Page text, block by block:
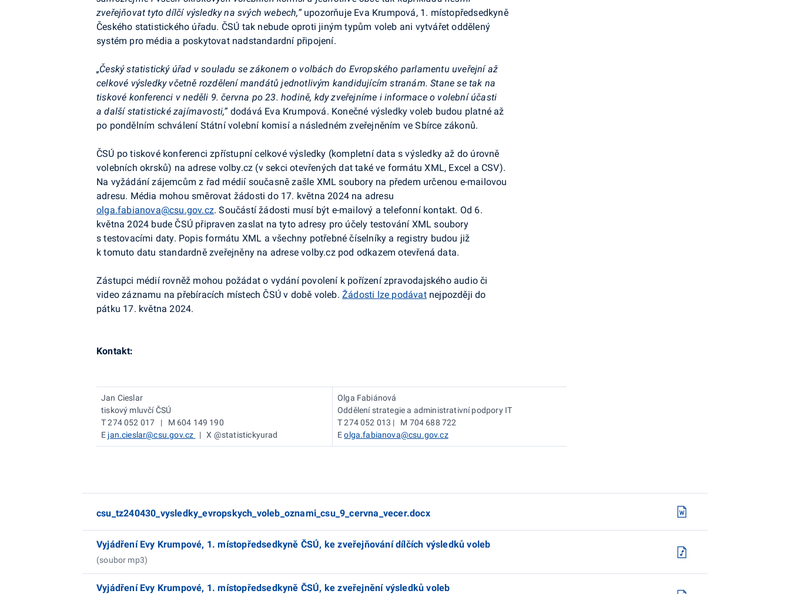
zveřejňovat tyto dílčí výsledky na svých webech,“ upozorňuje Eva Krumpová, 1. místopředsedkyně
Českého statistického úřadu. ČSÚ tak nebude oproti jiným typům voleb ani vytvářet oddělený
systém pro média a poskytovat nadstandardní připojení.
„Český statistický úřad v souladu se zákonem o volbách do Evropského parlamentu uveřejní až
celkové výsledky včetně rozdělení mandátů jednotlivým kandidujícím stranám. Stane se tak na
tiskové konferenci v neděli 9. června po 23. hodině, kdy zveřejníme i informace o volební účasti
a další statistické zajímavosti,“dodává Eva Krumpová. Konečné výsledky voleb budou platné až
po pondělním schválení Státní volební komisí a následném zveřejněním ve Sbírce zákonů.
ČSÚ po tiskové konferenci zpřístupní celkové výsledky (kompletní data s výsledky až do úrovně
volebních okrsků) na adrese volby.cz (v sekci otevřených dat také ve formátuXML, Excel a CSV).
Na vyžádání zájemcům z řad médií současně zašle XML soubory na předem určenou e-mailovou
adresu. Média mohou směrovat žádosti do 17. května 2024 na adresu
olga.fabianova@csu.gov.cz. Součástí žádosti musí být e-mailový a telefonní kontakt. Od 6.
května 2024 bude ČSÚ připraven zaslat na tyto adresy pro účely testování XML soubory
s testovacími daty. Popis formátu XML a všechny potřebné číselníky a registry budou již
k tomuto datu standardně zveřejněny na adrese volby.cz pod odkazem otevřená data.
Zástupci médií rovněž mohou požádat o vydání povolení k pořízení zpravodajského audio či
video záznamu na přebíracích místech ČSÚ v době voleb. Žádosti lze podávatnejpozději do
pátku 17. května 2024.
Kontakt:
Jan Cieslar
tiskový mluvčí ČSÚ
T 274 052 017 | M 604 149 190
E jan.cieslar@csu.gov.cz | X @statistickyurad
Olga Fabiánová
Oddělení strategie a administrativní podpory IT
T 274 052 013 | M 704 688 722
Eolga.fabianova@csu.gov.cz
csu_tz240430_vysledky_evropskych_voleb_oznami_csu_9_cervna_vecer.docx
Vyjádření Evy Krumpové, 1. místopředsedkyně ČSÚ, ke zveřejňování dílčích výsledků voleb
(soubor mp3)
Vyjádření Evy Krumpové, 1. místopředsedkyně ČSÚ, ke zveřejnění výsledků voleb